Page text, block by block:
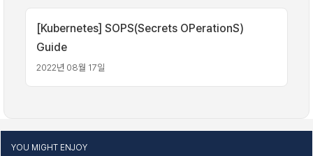
[Kubernetes] SOPS(Secrets OPerationS)
Guide
2022년 08월 17일
YOU MIGHT ENJOY